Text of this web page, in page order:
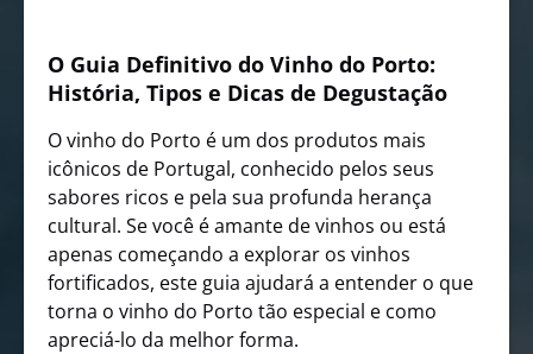
O Guia Definitivo do Vinho do Porto:
História, Tipos e Dicas de Degustação
O vinho do Porto é um dos produtos mais
icônicos de Portugal, conhecido pelos seus
sabores ricos e pela sua profunda herança
cultural. Se você é amante de vinhos ou está
apenas começando a explorar os vinhos
fortificados, este guia ajudará a entender o que
torna o vinho do Porto tão especial e como
apreciá-lo da melhor forma.